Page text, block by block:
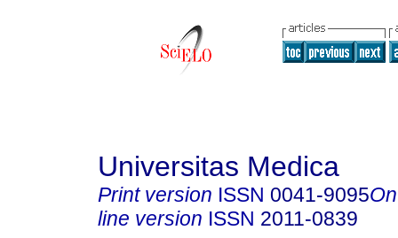
Universitas Medica
Print version ISSN 0041-9095
line version ISSN 2011-0839